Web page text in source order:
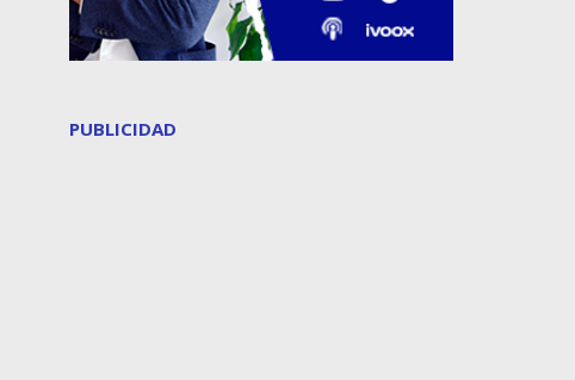
PUBLICIDAD